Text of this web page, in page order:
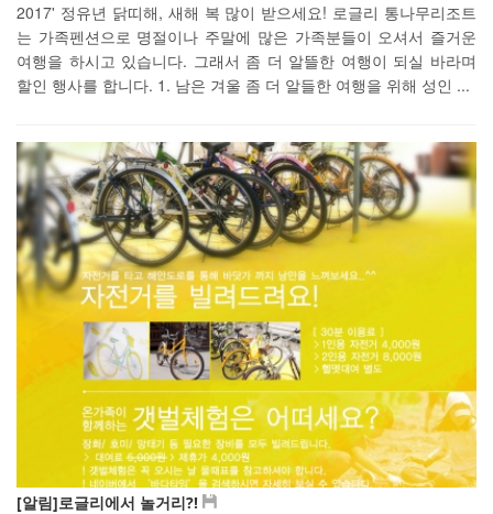
2017' 정유년 닭띠해, 새해 복 많이 받으세요! 로글리 통나무리조트
는 가족펜션으로 명절이나 주말에 많은 가족분들이 오셔서 즐거운
여행을 하시고 있습니다. 그래서 좀 더 알뜰한 여행이 되실 바라며
할인 행사를 합니다. 1. 남은 겨울 좀 더 알들한 여행을 위해 성인 ...
[알림]로글리에서 놀거리?!